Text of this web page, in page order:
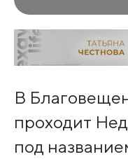
В
проходит
под